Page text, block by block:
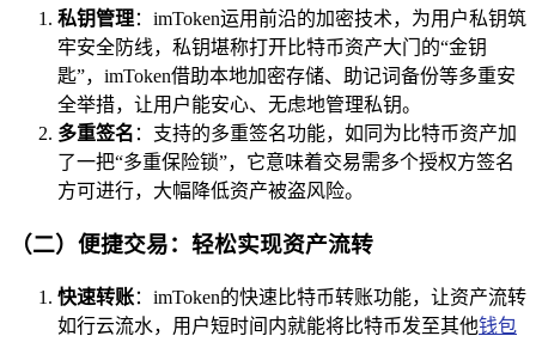
私钥管理：imToken运用前沿的加密技术，为用户私钥筑
牢安全防线，私钥堪称打开比特币资产大门的“金钥
匙”，imToken借助本地加密存储、助记词备份等多重安
全举措，让用户能安心、无虑地管理私钥。
多重签名 ：支持的多重签名功能，如同为比特币资产加
了一把“多重保险锁”，它意味着交易需多个授权方签名
方可进行，大幅降低资产被盗风险。
（二）便捷交易：轻松实现资产流转
快速转账：imToken的快速比特币转账功能，让资产流转
如行云流水，用户短时间内就能将比特币发至其他钱包